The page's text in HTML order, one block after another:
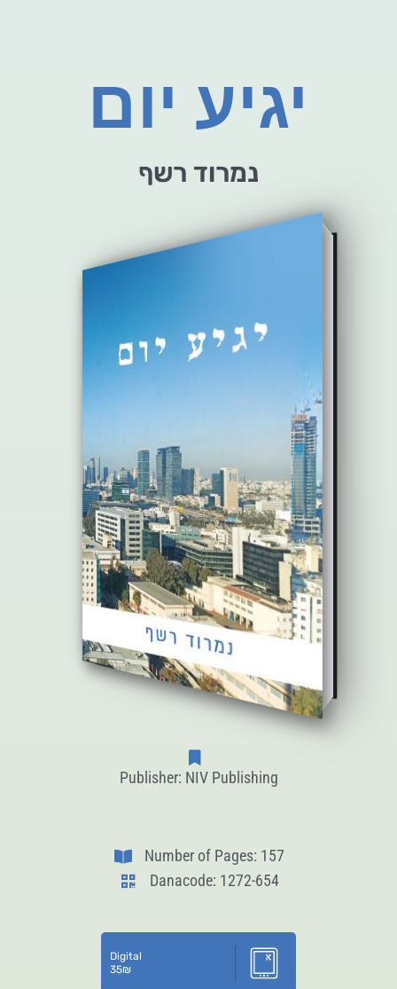
יגיע יום
נמרוד רשף
Publisher: NIV Publishing
Number of Pages: 157
Danacode: 1272-654
Digital
35₪